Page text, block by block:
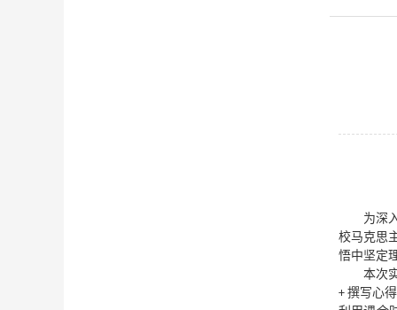
为深
校马克思
悟中坚定
本次
+ 撰写心